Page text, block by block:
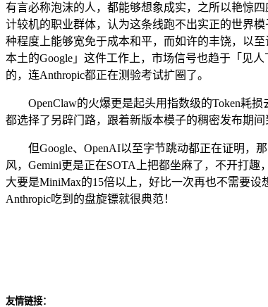
有言必称泡沫的人，都能够想象成实，之所以艳惊
计较机的职业群体，认为这条线跑不出实正的世界
种程度上能够宽免于成本和平，而如许的丰饶，以
本土的Google」这件工作上，市场信号也趋于「见
的，连Anthropic都正在测验考试扩圈了。
OpenClaw的火爆更是起头用指数级的Token耗损
都选择了另辟门路，跟着新版本模子的稠密发布期
但Google、OpenAI以至字节跳动都正在证明，那
风，Gemini更是正在SOTA上把都坐麻了，不开打趣
大要是MiniMax的15倍以上，好比一次再也不需要
Anthropic吃到的盘旋镖就很典范！
友情链接：